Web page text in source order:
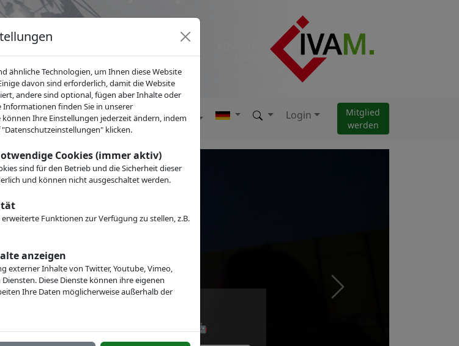
Fachgruppen Über IVAM Login
Mitglied
werden
Europe 2027
autonome Technologien & Robotik. ⚙️ 🤖
Next
ähnliche Technologien, um Ihnen diese Website
davon sind erforderlich, damit die Website
andere sind optional, fügen aber Inhalte oder
Informationen finden Sie in unserer
können Ihre Einstellungen jederzeit ändern, indem
klicken.
Cookies (immer aktiv)
sind für den Betrieb und die Sicherheit dieser
und können nicht ausgeschaltet werden.
Funktionen zur Verfügung zu stellen, z.B.
anzeigen
externer Inhalte von Twitter, Youtube, Vimeo,
Diese Dienste können ihre eigenen
Ihre Daten möglicherweise außerhalb der